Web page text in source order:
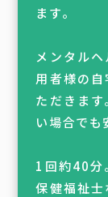
ます。
メンタル
用者様の
ただきま
い場合でも
1回約40分
保健福祉